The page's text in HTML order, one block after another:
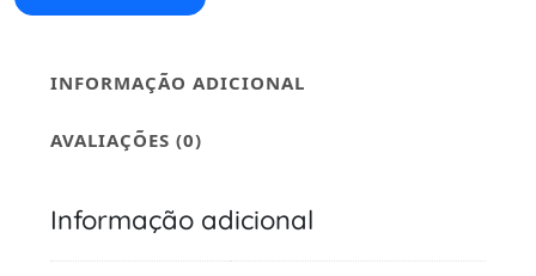
INFORMAÇÃO ADICIONAL
AVALIAÇÕES (0)
Informação adicional